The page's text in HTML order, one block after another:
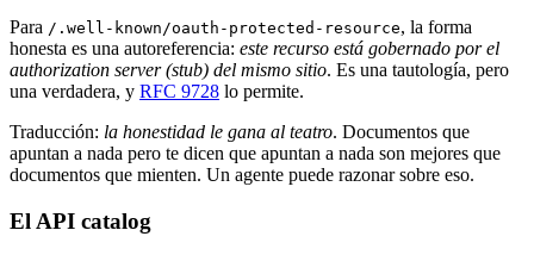
Para /.well-known/oauth-protected-resource, la forma
honesta es una autoreferencia: este recurso está gobernado por el
authorization server (stub) del mismo sitio. Es una tautología, pero
una verdadera, y RFC 9728 lo permite.
Traducción: la honestidad le gana al teatro. Documentos que
apuntan a nada pero te dicen que apuntan a nada son mejores que
documentos que mienten. Un agente puede razonar sobre eso.
El API catalog